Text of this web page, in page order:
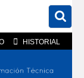
HISTORIAL